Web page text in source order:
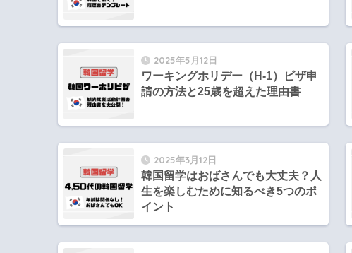
2025年5月12日
ワーキングホリデー（H-1）ビザ申
請の方法と25歳を超えた理由書
2025年3月12日
韓国留学はおばさんでも大丈夫？人
生を楽しむために知るべき5つのポ
イント